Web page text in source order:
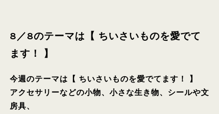
8／8のテーマは【 ちいさいものを愛でて
ます！ 】
今週のテーマは【 ちいさいものを愛でてます！ 】
アクセサリーなどの小物、小さな生き物、シールや文
房具、